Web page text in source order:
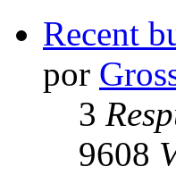
Recent
por
3
9608